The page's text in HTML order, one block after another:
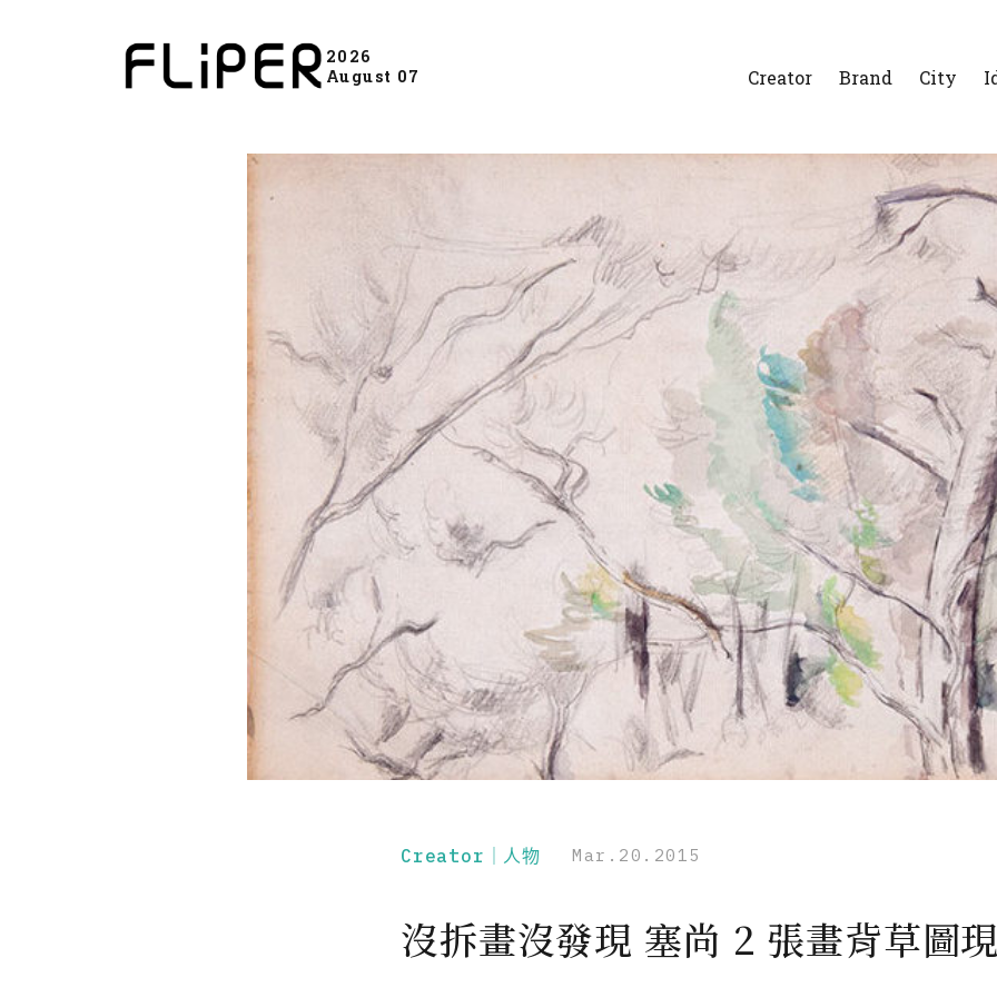
2026
August 07
Creator Brand City
Creator｜人物 Mar.20.2015
沒拆畫沒發現 塞尚 2 張畫背草圖